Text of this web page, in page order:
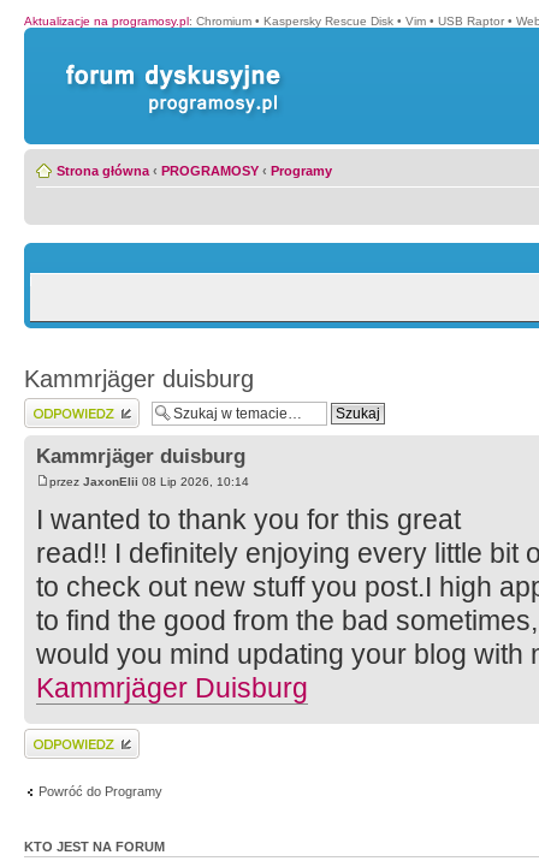
Aktualizacje na programosy.pl: Chromium • Kaspersky Rescue Disk • Vim • USB Raptor •
Strona główna ‹ PROGRAMOSY ‹ Programy
Kammrjäger duisburg
Wyślij odpowiedź
Kammrjäger duisburg
przez JaxonElii 08 Lip 2026, 10:14
I wanted to thank you for this great
read!! I definitely enjoying every little bit
to check out new stuff you post.I high
to find the good from the bad
would you mind updating your blog with
Kammrjäger Duisburg
Wyślij odpowiedź
Powróć do Programy
KTO JEST NA FORUM